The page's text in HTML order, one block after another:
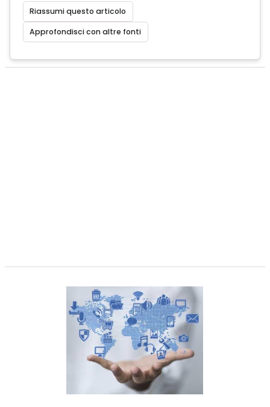
Riassumi questo articolo
Approfondisci con altre fonti